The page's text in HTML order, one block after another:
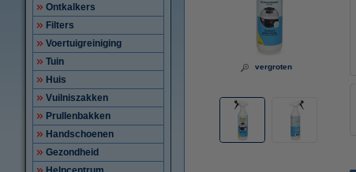
Ontkalkers
Filters
Voertuigreiniging
Tuin
Huis
Vuilniszakken
Prullenbakken
Handschoenen
Gezondheid
vergroten